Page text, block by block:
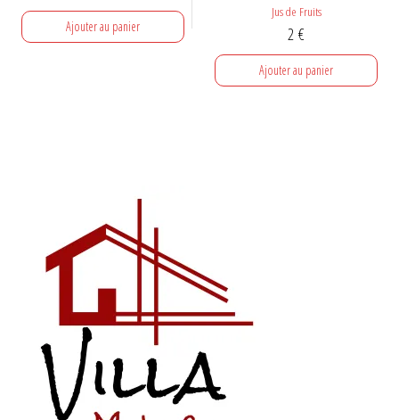
Ajouter au panier
Jus de Fruits
2€
Ajouter au panier